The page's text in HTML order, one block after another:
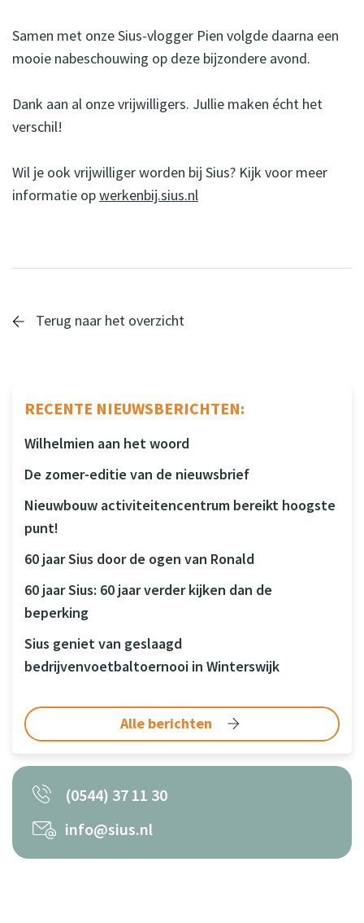
RECENTE NIEUWSBERICHTEN:
Wilhelmien aan het woord
De zomer-editie van de nieuwsbrief
Nieuwbouw activiteitencentrum bereikt hoogste
punt!
60 jaar Sius door de ogen van Ronald
60 jaar Sius: 60 jaar verder kijken dan de
beperking
Sius geniet van geslaagd
bedrijvenvoetbaltoernooi in Winterswijk
Alle berichten
(0544) 37 11 30
info@sius.nl
Samen met onze Sius-vlogger Pien volgde daarna een
mooie nabeschouwing op deze bijzondere avond.
Dank aan al onze vrijwilligers. Jullie maken écht het
verschil!
Wil je ook vrijwilliger worden bij Sius? Kijk voor meer
informatie opwerkenbij.sius.nl
Terug naar het overzicht